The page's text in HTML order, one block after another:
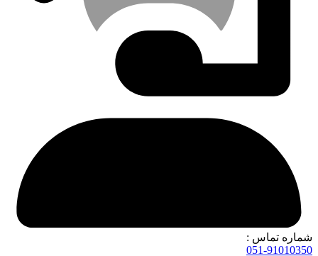
شماره تماس :
051-91010350